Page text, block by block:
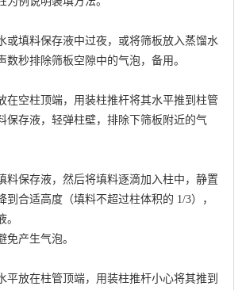
或填料保存液中过夜，或将筛板放入蒸馏水
数秒排除筛板空隙中的气泡，备用。
在空柱顶端，用装柱推杆将其水平推到柱管
保存液，轻弹柱壁，排除下筛板附近的气
料保存液，然后将填料逐滴加入柱中，静置
到合适高度（填料不超过柱体积的 1/3），
免产生气泡。
平放在柱管顶端，用装柱推杆小心将其推到